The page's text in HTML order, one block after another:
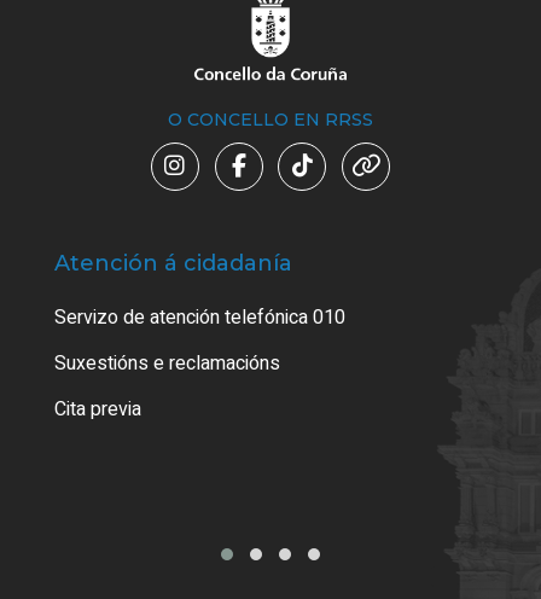
O CONCELLO EN RRSS
Atención á cidadanía
Servizo de atención telefónica 010
Suxestións e reclamacións
Cita previa